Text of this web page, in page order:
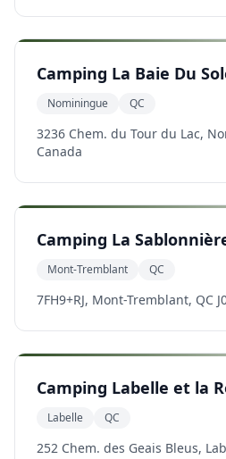
Camping La Baie Du
Nominingue QC
3236 Chem. du Tour du Lac,
Canada
Camping La
Mont-Tremblant QC
7FH9+RJ, Mont-Tremblant, QC
Camping Labelle et la
Labelle QC
252 Chem. des Geais Bleus,